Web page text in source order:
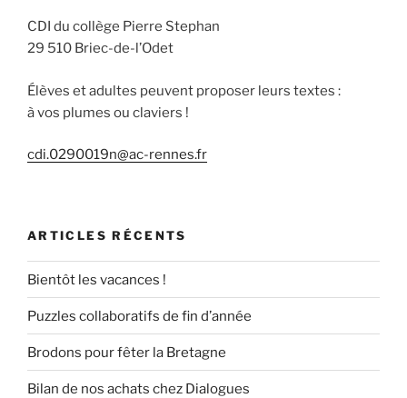
CDI du collège Pierre Stephan
29 510 Briec-de-l’Odet
Élèves et adultes peuvent proposer leurs textes :
à vos plumes ou claviers !
cdi.0290019n@ac-rennes.fr
ARTICLES RÉCENTS
Bientôt les vacances !
Puzzles collaboratifs de fin d’année
Brodons pour fêter la Bretagne
Bilan de nos achats chez Dialogues